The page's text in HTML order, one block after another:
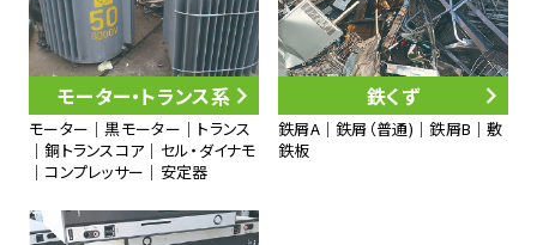
モーター・トランス系
モーター｜黒モーター｜トランス
｜銅トランスコア｜セル・ダイナモ
｜コンプレッサー｜安定器
鉄くず
鉄屑A｜鉄屑（普通)｜鉄屑B｜敷
鉄板